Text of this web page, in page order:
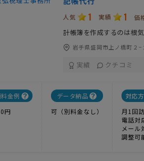
人気 1 実績 1 価
計帳簿を作成するのは根
岩手県盛岡市上ノ橋町２−
実績 クチコミ
金例
円
データ納品
可（別料金なし）
対応
月1回
電話対
メール
調整可